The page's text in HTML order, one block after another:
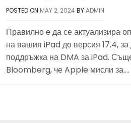
POSTED ON MAY 2, 2024BYADMIN
Правилно е да се актуализира
на вашия iPad до версия 17.4, за
поддръжка на DMA за iPad.
Bloomberg, че Apple мисли за….